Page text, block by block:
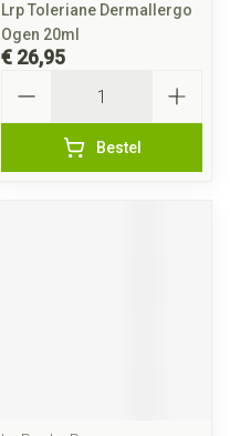
Lrp Toleriane Dermallergo
Ogen 20ml
€ 26,95
Bestel